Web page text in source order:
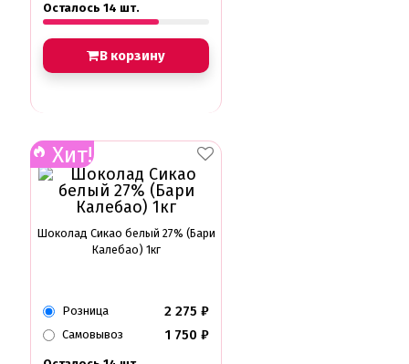
Осталось 14 шт.
В корзину
Хит!
Шоколад Сикао белый 27% (Бари
Калебао) 1кг
Розница 2 275 ₽
Самовывоз 1 750 ₽